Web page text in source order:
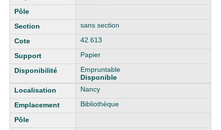
sans section
42.613
Papier
Empruntable
Disponible
Nancy
Bibliothèque